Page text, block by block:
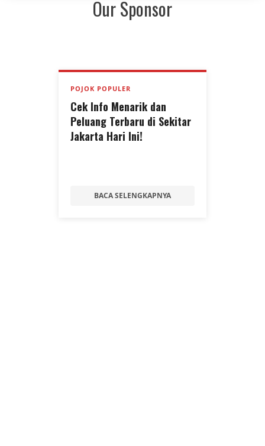
Our Sponsor
POJOK POPULER
Cek Info Menarik dan
Peluang Terbaru di Sekitar
Jakarta Hari Ini!
BACA SELENGKAPNYA